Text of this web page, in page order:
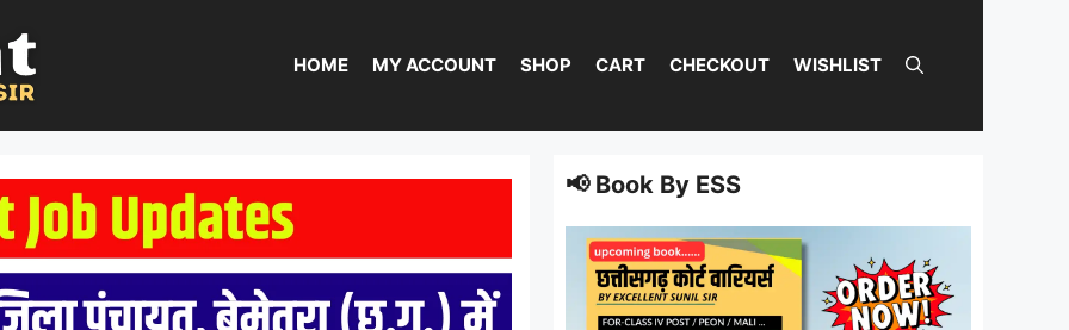
HOME MY ACCOUNT SHOP CART CHECKOUT WISHLIST
📢 Book By ESS